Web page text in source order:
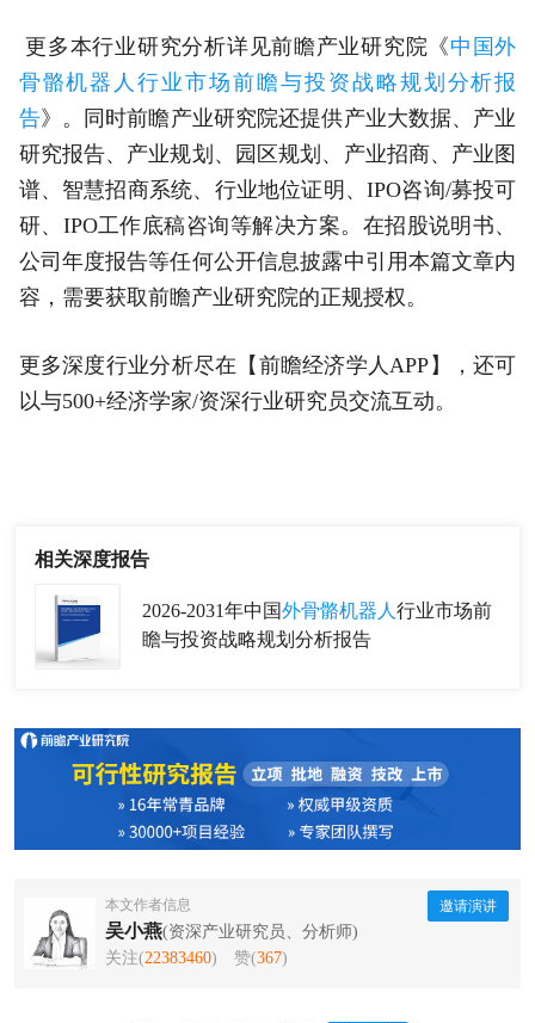
更多本行业研究分析详见前瞻产业研究院《中国外
骨骼机器人行业市场前瞻与投资战略规划分析报
告》。同时前瞻产业研究院还提供产业大数据、产业
研究报告、产业规划、园区规划、产业招商、产业图
谱、智慧招商系统、行业地位证明、IPO咨询/募投可
研、IPO工作底稿咨询等解决方案。在招股说明书、
公司年度报告等任何公开信息披露中引用本篇文章内
容，需要获取前瞻产业研究院的正规授权。
更多深度行业分析尽在【前瞻经济学人APP】，还可
以与500+经济学家/资深行业研究员交流互动。
相关深度报告
2026-2031年中国外骨骼机器人行业市场前
瞻与投资战略规划分析报告
本文作者信息
吴小燕(资深产业研究员、分析师)
关注(22383460) 赞(367)
邀请演讲